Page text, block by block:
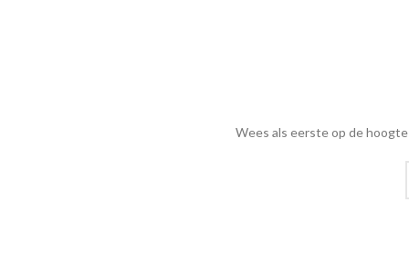
Wees als eerste op de